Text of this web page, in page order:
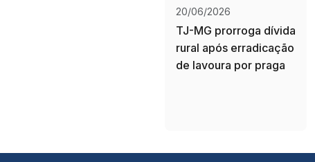
20/06/2026
TJ-MG prorroga dívida
rural após erradicação
de lavoura por praga